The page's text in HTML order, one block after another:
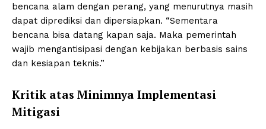
bencana alam dengan perang, yang menurutnya masih
dapat diprediksi dan dipersiapkan. “Sementara
bencana bisa datang kapan saja. Maka pemerintah
wajib mengantisipasi dengan kebijakan berbasis sains
dan kesiapan teknis.”
Kritik atas Minimnya Implementasi
Mitigasi